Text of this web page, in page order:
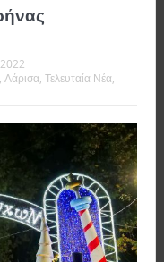
, Λάρισα, Τελευταία Νέα,